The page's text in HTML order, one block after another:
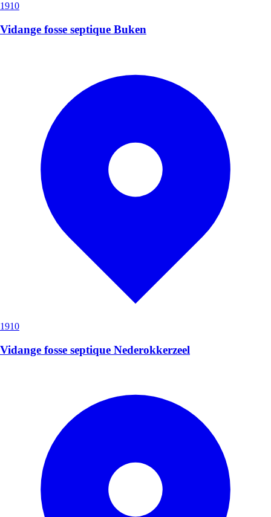
1910
Vidange fosse septique Buken
1910
Vidange fosse septique Nederokkerzeel